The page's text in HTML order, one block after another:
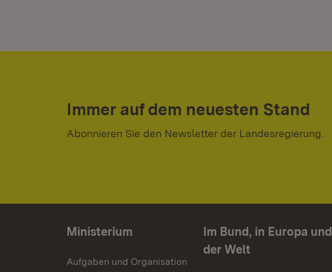
Immer auf dem neuesten Stand
Abonnieren Sie den Newsletter der Landesregierung.
Ministerium
Aufgaben und Organisation
Im Bund, in Europa und
der Welt